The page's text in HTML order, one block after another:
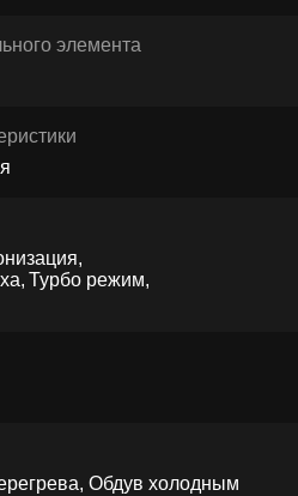
элемента
Турбо режим
Обдув холодным